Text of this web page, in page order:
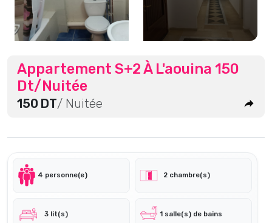
Appartement S+2 À L'aouina 150
Dt/Nuitée
150 DT/ Nuitée
4 personne(e) 2 chambre(s)
3 lit(s) 1 salle(s) de bains